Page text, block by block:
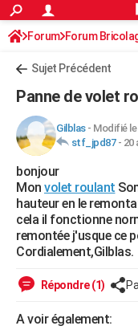
ACTUALITÉS
Politique
Société
Faits Divers
Education
Monde
Villes
+
FINANCE
Retraite
Impôts
Epargne
Immobilier
Risques naturels par ville
Banque
Assurance
Crédit
AUTO
Essais
Réserver un essai
Citadines
Berlines
SUV
Forum auto
+HIGH-TECH
Mobiles
Meilleur smartphone
Internet
Ordinateurs
Jeux vidéo
Guide high-tech
+BRICOLAGE
Forum
Aménagement intérieur
Extérieur
Cuisine
Salle de bains
Jardinage
Rangement
WEEK-END
Guides de France
Escapades
Patrimoine
Expositions
Musées
Week-end nature
LIFESTYLE
SANTE
Forum Forum
Sujet Précédent
Panne de volet
Gilblas- Modifié le
stf_jpd87- 20
bonjour
Mon volet roulant
hauteur en le
cela il fonctionne
remontée j'usque ce
Cordialement,Gilblas.
Répondre (1)
A voir également: